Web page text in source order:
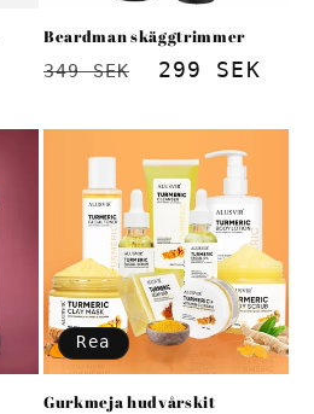
Beardman skäggtrimmer
Ordinarie
349 SEK 299 SEK
Rea
Gurkmeja hudvårskit